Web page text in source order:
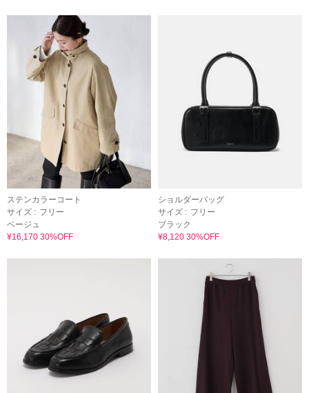
ステンカラーコート
サイズ : フリー
ベージュ
¥16,170 30%OFF
ショルダーバッグ
サイズ : フリー
ブラック
¥8,120 30%OFF